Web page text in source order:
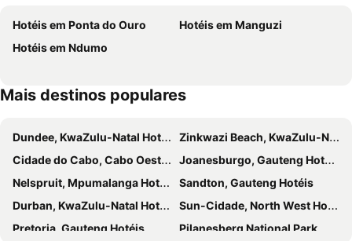
Hotéis em Ponta do Ouro
Hotéis em Manguzi
Hotéis em Ndumo
Mais destinos populares
Dundee, KwaZulu-Natal Hotéis
Zinkwazi Beach, KwaZulu-Natal Hotéis
Cidade do Cabo, Cabo Oeste Hotéis
Joanesburgo, Gauteng Hotéis
Nelspruit, Mpumalanga Hotéis
Sandton, Gauteng Hotéis
Durban, KwaZulu-Natal Hotéis
Sun-Cidade, North West Hotéis
Pretoria, Gauteng Hotéis
Pilanesberg National Park, North West Hotéis